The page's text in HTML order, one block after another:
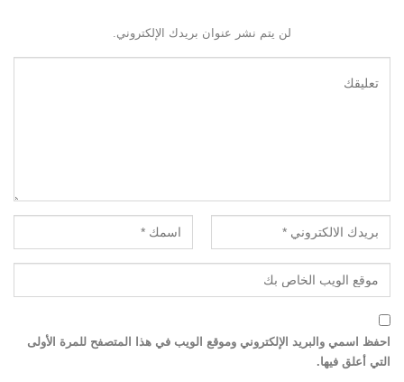
لن يتم نشر عنوان بريدك الإلكتروني.
احفظ اسمي والبريد الإلكتروني وموقع الويب في هذا المتصفح للمرة الأولى
التي أعلق فيها.